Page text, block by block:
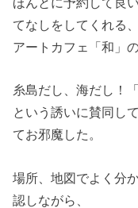
てなしをしてくれる、
アートカフェ「和」
糸島だし、海だし！
という誘いに賛同し
てお邪魔した。
場所、地図でよく分
認しながら、